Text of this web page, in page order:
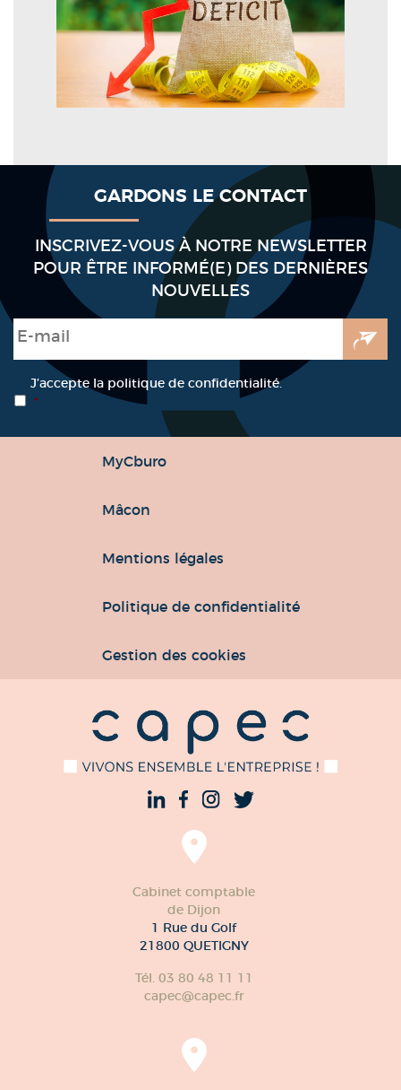
GARDONS LE CONTACT
INSCRIVEZ-VOUS À NOTRE NEWSLETTER
POUR ÊTRE INFORMÉ(E) DES DERNIÈRES
NOUVELLES
E-mail
RGPD *
J’accepte la politique de confidentialité.
*
MyCburo
Mâcon
Mentions légales
Politique de confidentialité
Gestion des cookies
Cabinet comptable
de Dijon
1 Rue du Golf
21800 QUETIGNY
Tél. 03 80 48 11 11
capec@capec.fr